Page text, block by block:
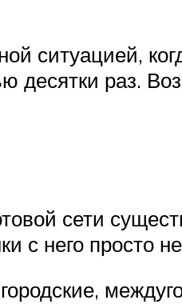
ситуацией,
десятки раз.
сети
с него просто